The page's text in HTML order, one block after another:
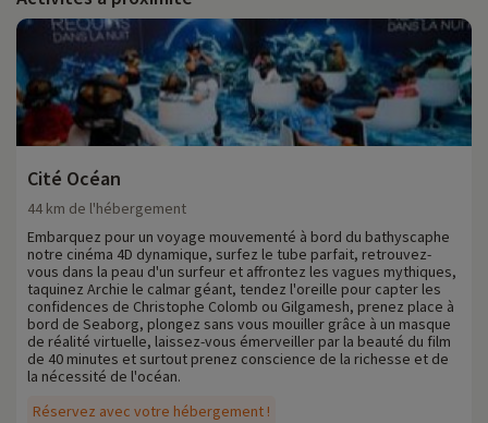
Cité Océan
Réservez avec votre hébergement !
44 km de l'hébergement
Embarquez pour un voyage mouvementé à bord du bathyscaphe
notre cinéma 4D dynamique, surfez le tube parfait, retrouvez-
vous dans la peau d'un surfeur et affrontez les vagues mythiques,
taquinez Archie le calmar géant, tendez l'oreille pour capter les
confidences de Christophe Colomb ou Gilgamesh, prenez place à
bord de Seaborg, plongez sans vous mouiller grâce à un masque
de réalité virtuelle, laissez-vous émerveiller par la beauté du film
de 40 minutes et surtout prenez conscience de la richesse et de
la nécessité de l'océan.